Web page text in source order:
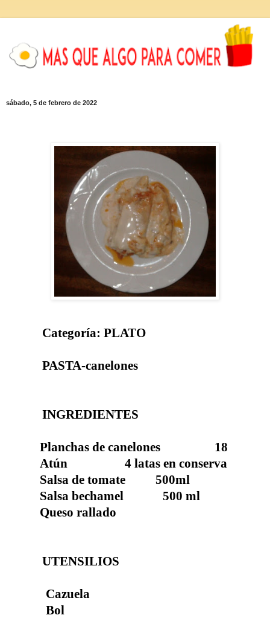
sábado, 5 de febrero de 2022
Categoría: PLATO
PASTA-canelones
INGREDIENTES
Planchas de canelones 18
Atún 4 latas en conserva
Salsa de tomate 500ml
Salsa bechamel 500 ml
Queso rallado
UTENSILIOS
Cazuela
Bol